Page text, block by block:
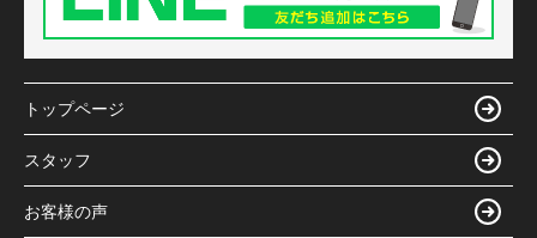
トップページ
スタッフ
お客様の声